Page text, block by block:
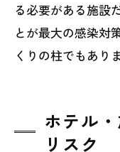
る必要がある施設
とが最大の感染対
くりの柱でもあり
ホテル
リスク